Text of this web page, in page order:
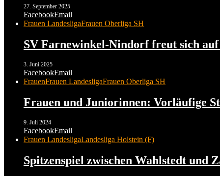
27. September 2025
FacebookEmail
Frauen LandesligaFrauen Oberliga SH
SV Farnewinkel-Nindorf freut sich
3. Juni 2025
FacebookEmail
FrauenFrauen LandesligaFrauen Oberliga SH
Frauen und Juniorinnen: Vorläufige
9. Juli 2024
FacebookEmail
Frauen LandesligaLandesliga Holstein (F)
Spitzenspiel zwischen Wahlstedt und